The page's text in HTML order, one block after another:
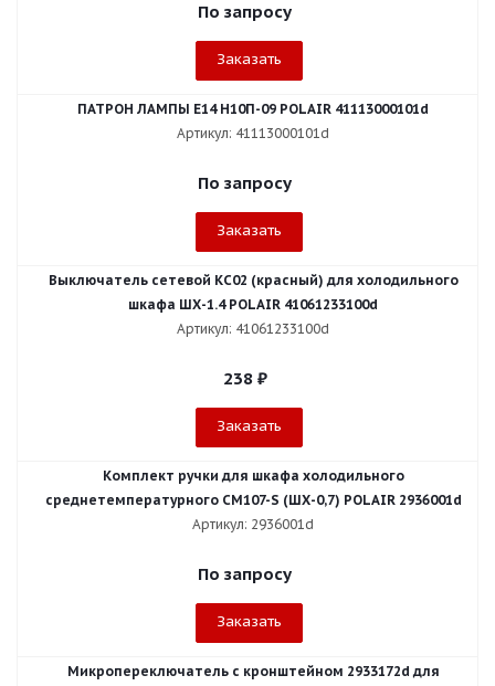
По запросу
Заказать
ПАТРОН ЛАМПЫ Е14 Н10П-09 POLAIR 41113000101d
Артикул: 41113000101d
По запросу
Заказать
Выключатель сетевой КС02 (красный) для холодильного
шкафа ШХ-1.4 POLAIR 41061233100d
Артикул: 41061233100d
238₽
Заказать
Комплект ручки для шкафа холодильного
среднетемпературного CM107-S (ШХ-0,7) POLAIR 2936001d
Артикул: 2936001d
По запросу
Заказать
Микропереключатель с кронштейном 2933172d для